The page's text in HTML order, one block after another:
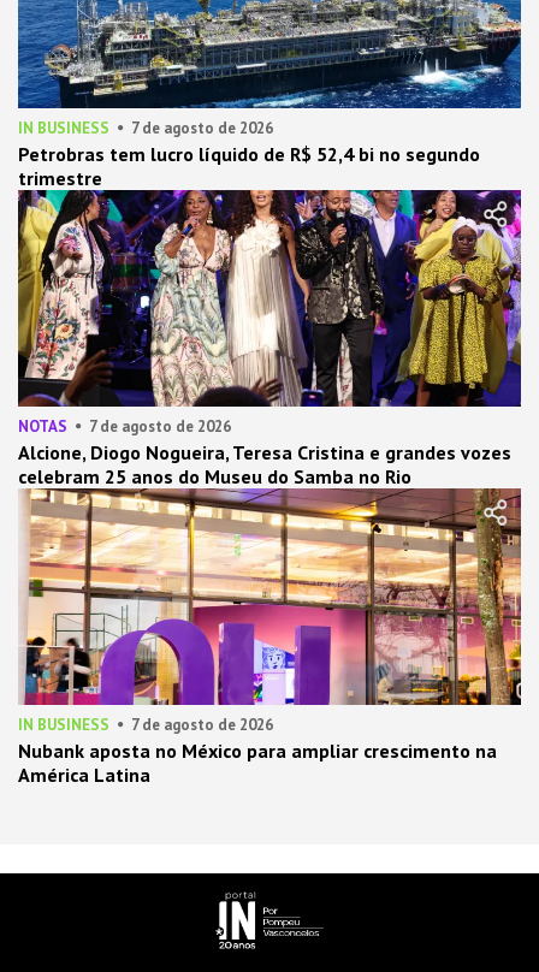
IN BUSINESS 7 de agosto de 2026
Petrobras tem lucro líquido de R$ 52,4 bi no segundo
trimestre
NOTAS 7 de agosto de 2026
Alcione, Diogo Nogueira, Teresa Cristina e grandes vozes
celebram 25 anos do Museu do Samba no Rio
IN BUSINESS 7 de agosto de 2026
Nubank aposta no México para ampliar crescimento na
América Latina